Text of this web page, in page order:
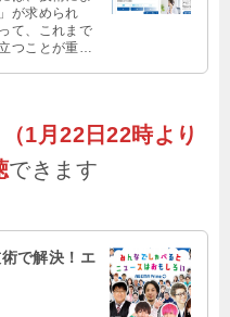
が求められ
て、これまで
つことが重要
1月22日22時より
できます
で解決！エ